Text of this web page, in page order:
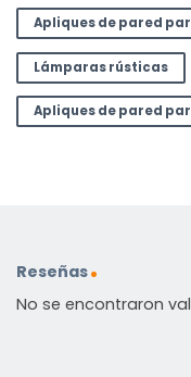
Apliques de pared
Lámparas rústicas
Apliques de pared
Reseñas
No se encontraron